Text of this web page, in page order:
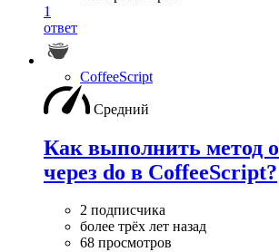
1
ответ
CoffeeScript
Средний
Как выполнить метод
через do в CoffeeScript?
2 подписчика
более трёх лет назад
68 просмотров